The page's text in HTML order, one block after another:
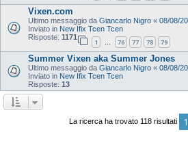
Vixen.com
Ultimo messaggio da Giancarlo Nigro « 08/08/
Inviato in New Ifix Tcen Tcen
Risposte: 1171
1 … 76 77 78 79
Summer Vixen aka Summer Jones
Ultimo messaggio da Giancarlo Nigro « 08/08/
Inviato in New Ifix Tcen Tcen
Risposte: 13
La ricerca ha trovato 118 risultati 1